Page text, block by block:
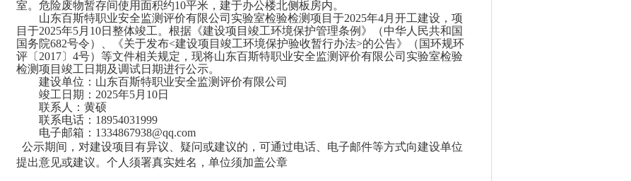
室。危险废物暂存间使用面积约10平米 ，建于办公楼北侧板房内。
山东百斯特职业安全监测评价有限公司 实验室检验检测项目于2025年4月 开工建设 ， 项
目于2025年5月 10日整体竣工。 根据《建设项目竣工环境保护管理条例》（中华人民共和国
国务院682号令）、《关于发布<建设项目竣工环境保护验收暂行办法>的公告》（国环规环
评〔 2017〕 4号）等文件相关规定，现将山东百斯特职业安全监测评价有限公司实验室检验
检测项目 竣工日期及调试日期进行公示。
建设单位： 山东百斯特职业安全监测评价有限公司
竣工日期： 2025年5月 10日
联系人： 黄硕
联系电话： 18954031999
电子邮箱： 1334867938@qq.com
公示期间，对建设项目有异议、疑问或建议的，可通过电话、电子邮件等方式向建设单位
提出意见或建议。个人须署真实姓名，单位须加盖公章